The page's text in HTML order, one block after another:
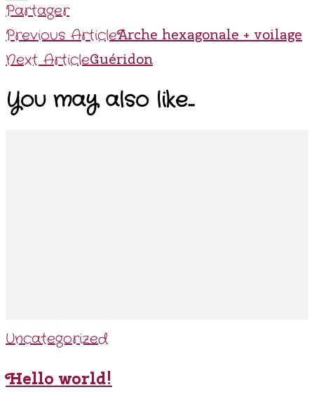
Partager
Post
Navigation
Previous ArticleArche hexagonale + voilage
Next ArticleGuéridon
You may also like...
Uncategorized
Hello world!